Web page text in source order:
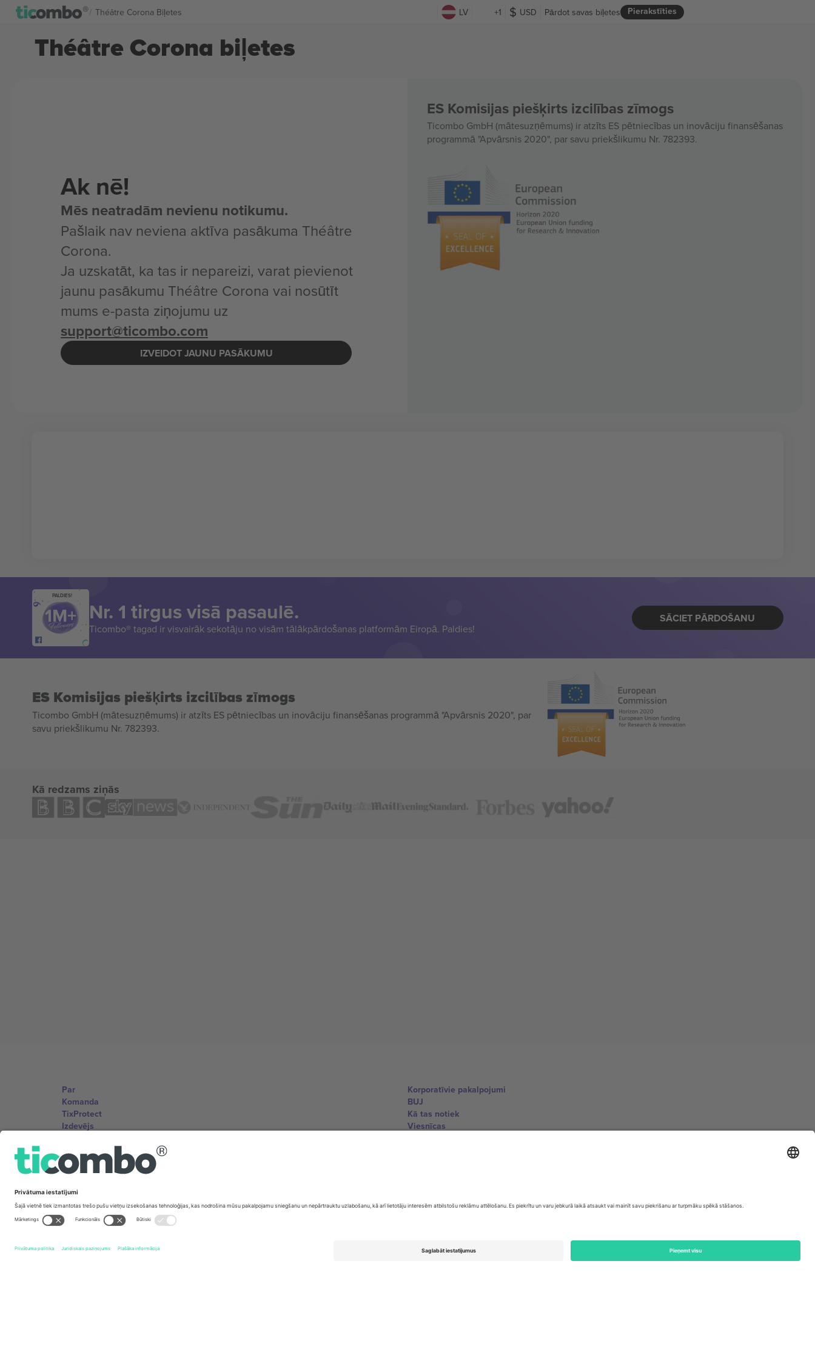
Théâtre Corona Biļetes LV +1 USD Pierakstīties
Pārdot savas biļetes
Théâtre Corona biļetes
Ak nē!
Mēs neatradām nevienu notikumu.
Pašlaik nav neviena aktīva pasākuma Théâtre
Corona.
Ja uzskatāt, ka tas ir nepareizi, varat pievienot
jaunu pasākumu Théâtre Corona vai nosūtīt
mums e-pasta ziņojumu uz
support@ticombo.com
IZVEIDOT JAUNU PASĀKUMU
ES Komisijas piešķirts izcilības zīmogs
Ticombo GmbH (mātesuzņēmums) ir atzīts ES pētniecības un inovāciju finansēšanas
programmā "Apvārsnis 2020", par savu priekšlikumu Nr. 782393.
PALDIES!
Nr. 1 tirgus visā pasaulē.
Ticombo® tagad ir visvairāk sekotāju no visām tālākpārdošanas platformām Eiropā. Paldies!
SĀCIET PĀRDOŠANU
ES Komisijas piešķirts izcilības zīmogs
Ticombo GmbH (mātesuzņēmums) ir atzīts ES pētniecības un inovāciju finansēšanas programmā "Apvārsnis 2020", par
savu priekšlikumu Nr. 782393.
Kā redzams ziņās
Par
Komanda
TixProtect
Izdevējs
Partneru programma
Korporatīvie pakalpojumi
BUJ
Kā tas notiek
Viesnīcas